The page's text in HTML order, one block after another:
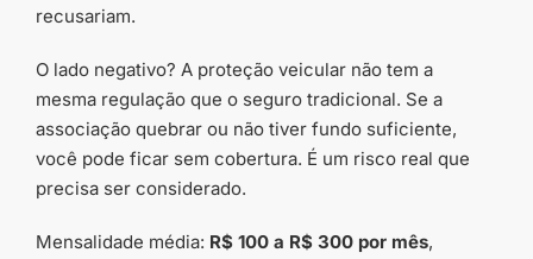
recusariam.
O lado negativo? A proteção veicular não tem a
mesma regulação que o seguro tradicional. Se a
associação quebrar ou não tiver fundo suficiente,
você pode ficar sem cobertura. É um risco real que
precisa ser considerado.
Mensalidade média: R$ 100 a R$ 300 por mês,